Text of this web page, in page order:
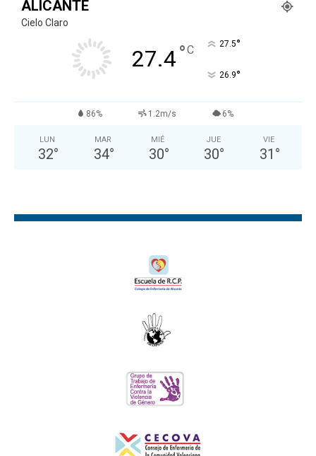
ALICANTE
Cielo Claro
27.4°C 27.5°
26.9°
86% 1.2m/s 6%
LUN
32°
MAR
34°
MIÉ
30°
JUE
30°
VIE
31 °